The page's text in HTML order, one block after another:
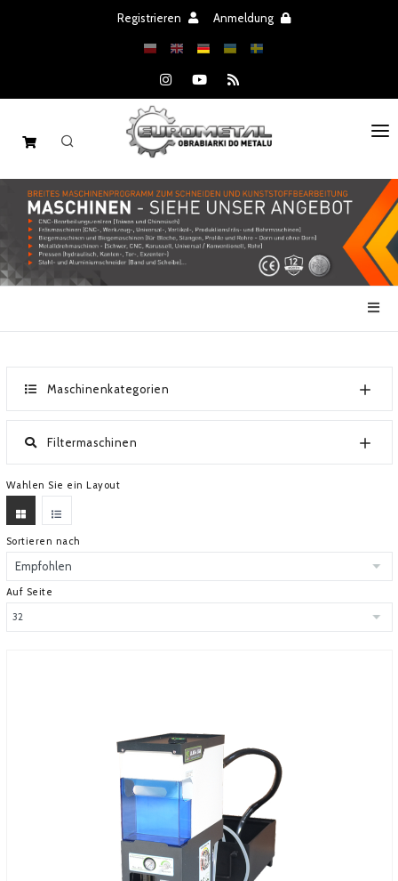
Registrieren Anmeldung
STARTSEITE
MASCHINEN
ERSATZTEILE
ÜBER EUROMETAL
Maschinenkategorien
Filtermaschinen
Wahlen Sie ein Layout
Sortieren nach
Auf Seite